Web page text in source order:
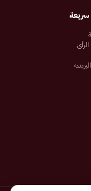
سريعة